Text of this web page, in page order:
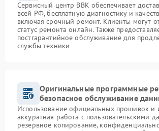
Сервисный центр BBK обеспечивает
всей РФ, бесплатную диагностику и
включая срочный ремонт. Клиенты могут
статус ремонта онлайн. Также
постгарантийное обслуживание для
службы техники
Оригинальные программные
безопасное обслуживание
Использование официальных прошивок и
аккуратная работа с пользовательскими
резервное копирование,